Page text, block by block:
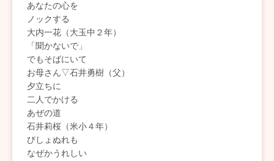
あなたの心を
ノックする
大内一花（大玉中２年）
「聞かないで」
でもそばにいて
お母さん▽石井勇樹（父）
夕立ちに
二人でかける
あぜの道
石井莉桜（米小４年）
びしょぬれも
なぜかうれしい